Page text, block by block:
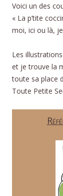
Voici un des
« La p’tite
moi, ici ou là,
Les
et je trouve la
toute sa place
Toute Petite